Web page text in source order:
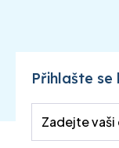
Přihlašte se